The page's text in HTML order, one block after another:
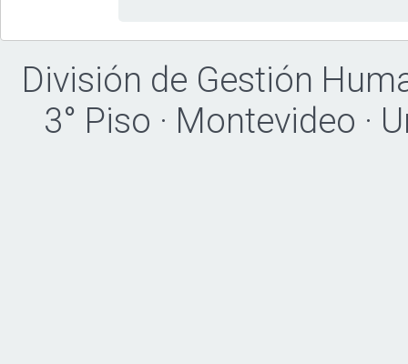
División de Gestión
3° Piso · Montevideo ·